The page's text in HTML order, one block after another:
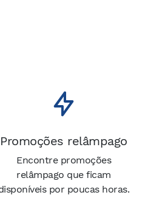
Promoções relâmpago
Encontre promoções
relâmpago que ficam
por poucas horas.